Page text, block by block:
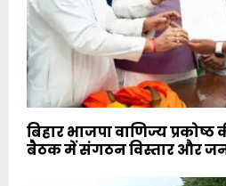
बिहार भाजपा वाणिज्य प्रकोष्ठ
बैठक में संगठन विस्तार और